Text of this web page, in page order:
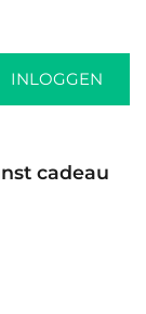
INLOGGEN
cadeau